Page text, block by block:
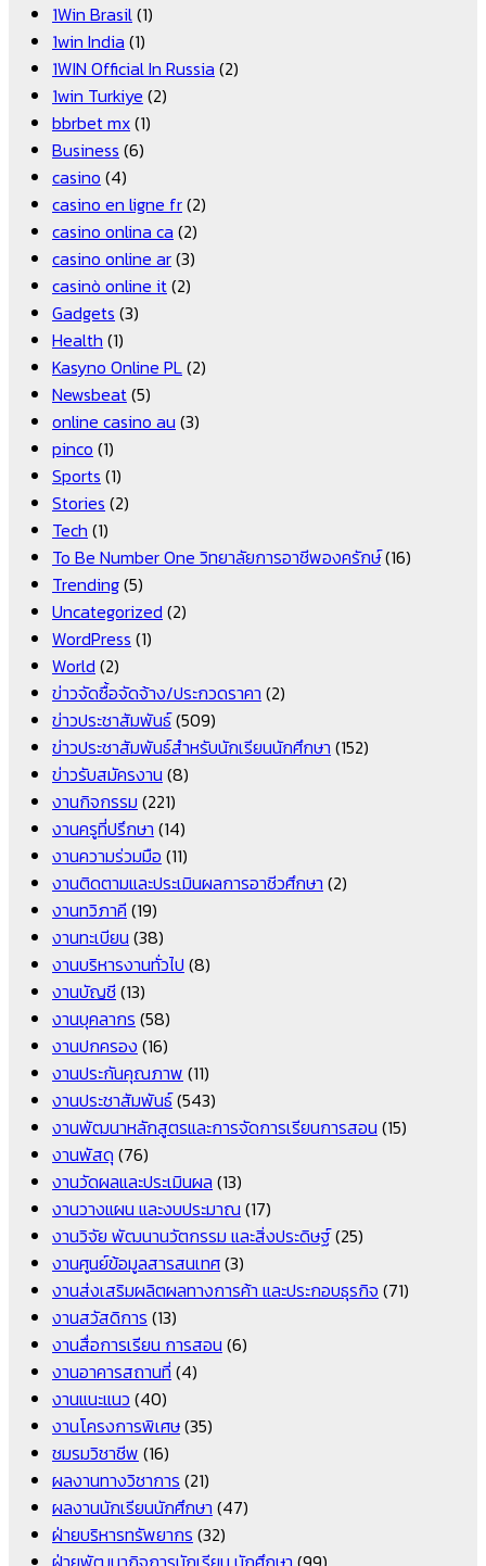
1Win Brasil(1)
1win India (1)
1WIN Official In Russia (2)
1win Turkiye (2)
bbrbet mx(1)
Business (6)
casino (4)
casino en ligne fr(2)
casino onlina ca (2)
casino online ar(3)
casinò online it(2)
Gadgets (3)
Health (1)
Kasyno Online PL(2)
Newsbeat(5)
online casino au (3)
pinco (1)
Sports (1)
Stories (2)
Tech (1)
To Be Number One วิทยาลัยการอาชีพองครักษ์(16)
Trending(5)
Uncategorized (2)
WordPress (1)
World (2)
ข่าวจัดซื้อจัดจ้าง/ประกวดราคา (2)
ข่าวประชาสัมพันธ์(509)
ข่าวประชาสัมพันธ์สำหรับนักเรียนนักศึกษา (152)
ข่าวรับสมัครงาน (8)
งานกิจกรรม (221)
งานครูที่ปรึกษา (14)
งานความร่วมมือ (11)
งานติดตามและประเมินผลการอาชีวศึกษา (2)
งานทวิภาคี (19)
งานทะเบียน (38)
งานบริหารงานทั่วไป (8)
งานบัญชี(13)
งานบุคลากร (58)
งานปกครอง (16)
งานประกันคุณภาพ (11)
งานประชาสัมพันธ์(543)
งานพัฒนาหลักสูตรและการจัดการเรียนการสอน (15)
งานพัสดุ (76)
งานวัดผลและประเมินผล (13)
งานวางแผน และงบประมาณ (17)
งานวิจัย พัฒนานวัตกรรม และสิ่งประดิษฐ์(25)
งานศูนย์ข้อมูลสารสนเทศ(3)
งานส่งเสริมผลิตผลทางการค้า และประกอบธุรกิจ (71)
งานสวัสดิการ (13)
งานสื่อการเรียน การสอน (6)
งานอาคารสถานที่ (4)
งานแนะแนว (40)
งานโครงการพิเศษ(35)
ชมรมวิชาชีพ (16)
ผลงานทางวิชาการ (21)
ผลงานนักเรียนนักศึกษา (47)
ฝ่ายบริหารทรัพยากร (32)